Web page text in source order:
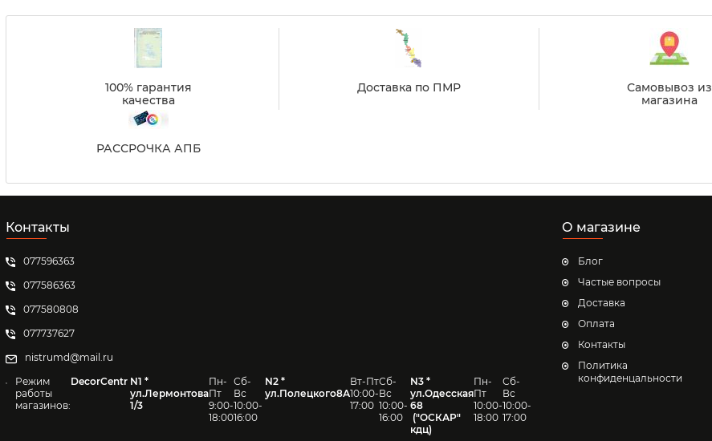
100% гарантия
качества
Доставка по ПМР
Самовывоз из
магазина
РАССРОЧКА АПБ
Контакты
077596363
077586363
077580808
077737627
nistrumd@mail.ru
Режим
работы
магазинов:
DecorCentr N1 *
ул.Лермонтова
1/3
Пн-
Пт
9:00-
18:00
Сб-
Вс
10:00-
16:00
N2 *
ул.Полецкого8А
Вт-Пт
10:00-
17:00
Сб-
Вс
10:00-
16:00
N3 *
ул.Одесская
68
("ОСКАР"
кдц)
Пн-
Пт
10:00-
18:00
Сб-
Вс
10:00-
17:00
О магазине
Блог
Частые вопросы
Доставка
Оплата
Контакты
Политика
конфиденцальности